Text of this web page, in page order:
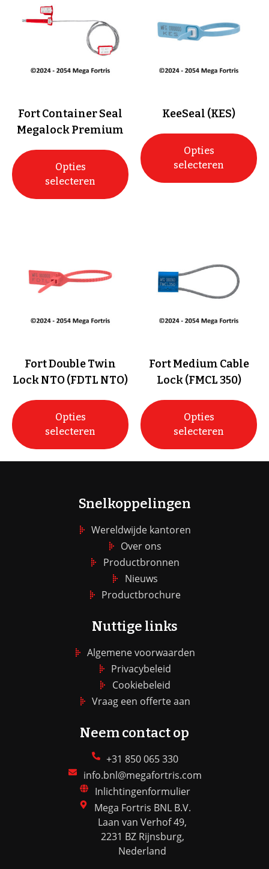
Fort Container Seal
Megalock Premium
Opties
selecteren
KeeSeal (KES)
Opties
selecteren
Fort Double Twin
Lock NTO (FDTL NTO)
Opties
selecteren
Fort Medium Cable
Lock (FMCL 350)
Opties
selecteren
Snelkoppelingen
Wereldwijde kantoren
Over ons
Productbronnen
Nieuws
Productbrochure
Nuttige links
Algemene voorwaarden
Privacybeleid
Cookiebeleid
Vraag een offerte aan
Neem contact op
+31 850 065 330
info.bnl@megafortris.com
Inlichtingenformulier
Mega Fortris BNL B.V.
Laan van Verhof 49,
2231 BZ Rijnsburg,
Nederland